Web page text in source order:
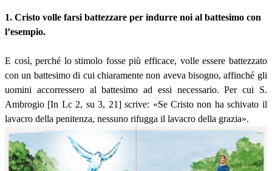
1. Cristo volle farsi battezzare per indurre noi al battesimo con
l’esempio.
E così, perché lo stimolo fosse più efficace, volle essere battezzato
con un battesimo di cui chiaramente non aveva bisogno, affinché gli
uomini accorressero al battesimo ad essi necessario. Per cui S.
Ambrogio [In Lc 2, su 3, 21] scrive: «Se Cristo non ha schivato il
lavacro della penitenza, nessuno rifugga il lavacro della grazia».